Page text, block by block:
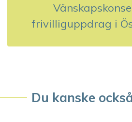
a
i
frivilliguppdrag i
Du kanske